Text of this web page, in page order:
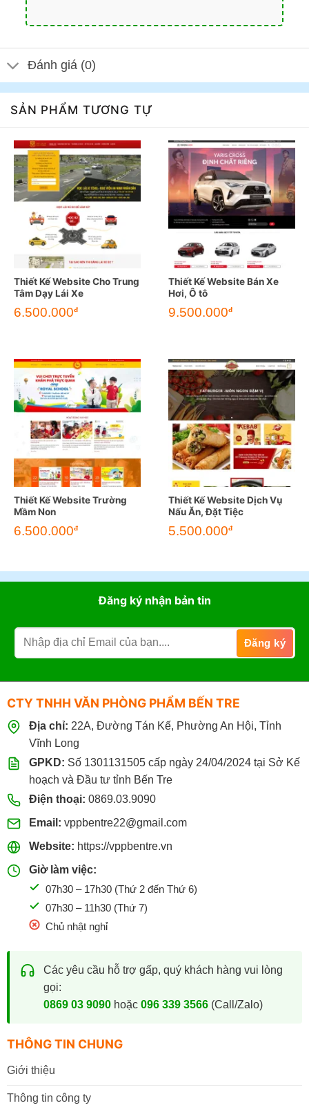
Đánh giá (0)
SẢN PHẨM TƯƠNG TỰ
Thiết Kế Website Cho Trung
Tâm Dạy Lái Xe
6.500.000đ
Thiết Kế Website Bán Xe
Hơi, Ô tô
9.500.000đ
Thiết Kế Website Trường
Mầm Non
6.500.000đ
Thiết Kế Website Dịch Vụ
Nấu Ăn, Đặt Tiệc
5.500.000đ
Đăng ký nhận bản tin
CTY TNHH VĂN PHÒNG PHẨM BẾN TRE
Địa chỉ: 22A, Đường Tán Kế, Phường An Hội, Tỉnh
Vĩnh Long
GPKD: Số 1301131505 cấp ngày 24/04/2024 tại Sở Kế
hoạch và Đầu tư tỉnh Bến Tre
Điện thoại: 0869.03.9090
Email: vppbentre22@gmail.com
Website: https://vppbentre.vn
Giờ làm việc:
07h30 – 17h30 (Thứ 2 đến Thứ 6)
07h30 – 11h30 (Thứ 7)
Chủ nhật nghỉ
Các yêu cầu hỗ trợ gấp, quý khách hàng vui lòng
gọi:
0869 03 9090hoặc 096 339 3566(Call/Zalo)
THÔNG TIN CHUNG
Giới thiệu
Thông tin công ty